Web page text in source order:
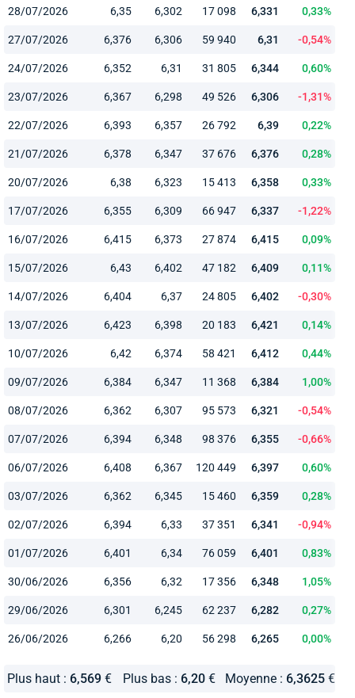
28/07/2026 6,35 6,302 17 098 6,331 0,33%
27/07/2026 6,376 6,306 59 940 6,31 -0,54%
24/07/2026 6,352 6,31 31 805 6,344 0,60%
23/07/2026 6,367 6,298 49 526 6,306 -1,31%
22/07/2026 6,393 6,357 26 792 6,39 0,22%
21/07/2026 6,378 6,347 37 676 6,376 0,28%
20/07/2026 6,38 6,323 15 413 6,358 0,33%
17/07/2026 6,355 6,309 66 947 6,337 -1,22%
16/07/2026 6,415 6,373 27 874 6,415 0,09%
15/07/2026 6,43 6,402 47 182 6,409 0,11%
14/07/2026 6,404 6,37 24 805 6,402 -0,30%
13/07/2026 6,423 6,398 20 183 6,421 0,14%
10/07/2026 6,42 6,374 58 421 6,412 0,44%
09/07/2026 6,384 6,347 11 368 6,384 1,00%
08/07/2026 6,362 6,307 95 573 6,321 -0,54%
07/07/2026 6,394 6,348 98 376 6,355 -0,66%
06/07/2026 6,408 6,367 120 449 6,397 0,60%
03/07/2026 6,362 6,345 15 460 6,359 0,28%
02/07/2026 6,394 6,33 37 351 6,341 -0,94%
01/07/2026 6,401 6,34 76 059 6,401 0,83%
30/06/2026 6,356 6,32 17 356 6,348 1,05%
29/06/2026 6,301 6,245 62 237 6,282 0,27%
26/06/2026 6,266 6,20 56 298 6,265 0,00%
Plus haut : 6,569€ Plus bas : 6,20 € Moyenne : 6,3625€